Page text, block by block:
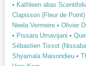
• Kathleen alias
Clapisson (Fleur de Point)
Neela Vermeire • Olivier
• Pissara Umavijani •
Sébastien Tissot
Shyamala Maisondieu •